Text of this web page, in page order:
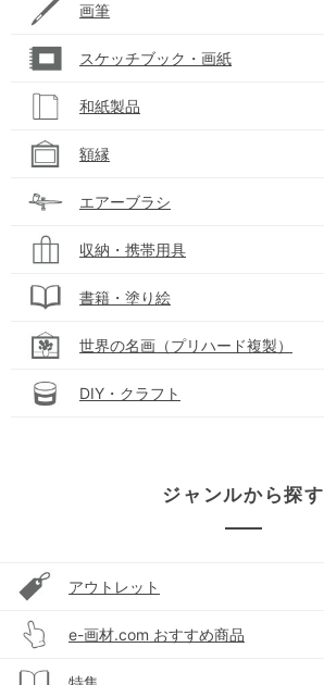
画筆
スケッチブック・画紙
和紙製品
額縁
エアーブラシ
収納・携帯用具
書籍・塗り絵
世界の名画（プリハード複製）
DIY・クラフト
ジャンルから探す
アウトレット
e-画材.com おすすめ商品